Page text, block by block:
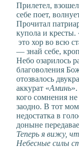
Прилетел,
себе поет,
Прочитал
купола и кресты.
это хор во всю
— знай себе,
Небо озарилось
благоволения
отозвалось
аккурат «Аминь
кого сомнения
заодно. В тот
недостатка в
доныне
Теперь я вижу,
Небесные силы